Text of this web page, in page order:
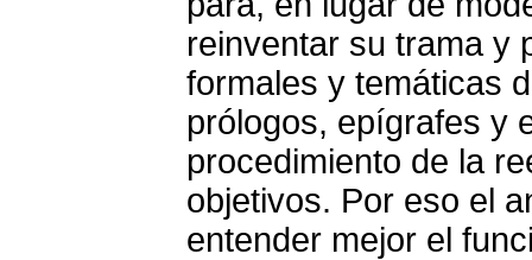
reinventar su trama y
formales y temáticas
prólogos, epígrafes y
procedimiento de la
objetivos. Por eso el
entender mejor el